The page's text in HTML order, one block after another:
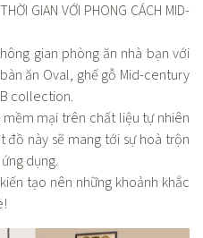
GIAN VỚI PHONG CÁCH MID-
gian phòng ăn nhà bạn với
ăn Oval, ghế gỗ Mid-century
collection.
mại trên chất liệu tự nhiên
đồ này sẽ mang tới sự hoà trộn
dụng.
tạo nên những khoảnh khắc